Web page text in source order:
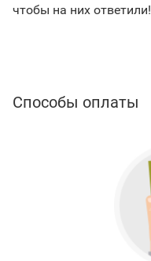
чтобы на них ответили!
Способы оплаты